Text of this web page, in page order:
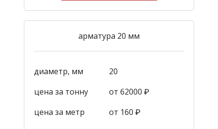
арматура 20 мм
диаметр, мм
20
цена за тонну
от 62000 ₽
цена за метр
от 160 ₽